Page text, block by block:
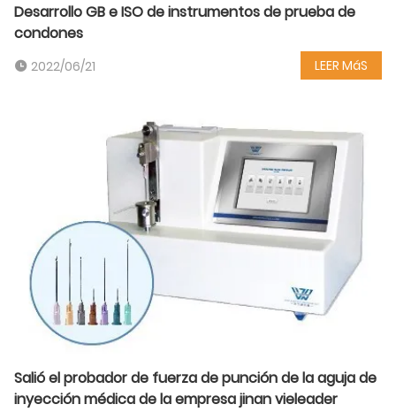
Desarrollo GB e ISO de instrumentos de prueba de
condones
2022/06/21 LEER MáS
Salió el probador de fuerza de punción de la aguja de
inyección médica de la empresa jinan vieleader